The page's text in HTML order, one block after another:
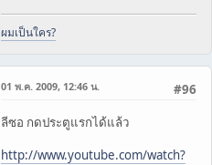
ผมเป็นใคร?
#96
01 พ.ค. 2009, 12:46 น.
ลีซอ กดประตูแรกได้แล้ว
http://www.youtube.com/watch?